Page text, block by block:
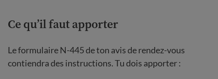
Ce qu’il faut apporter
Le formulaire N-445 de ton avis de rendez-vous
contiendra des instructions. Tu dois apporter :